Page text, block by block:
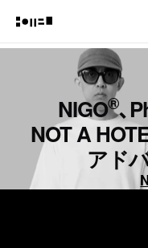
NIGO®、
NOT A
アド